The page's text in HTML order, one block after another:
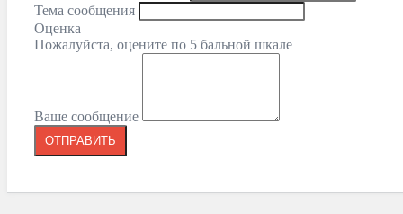
Тема сообщения
Оценка
Пожалуйста, оцените по 5 бальной шкале
Ваше сообщение